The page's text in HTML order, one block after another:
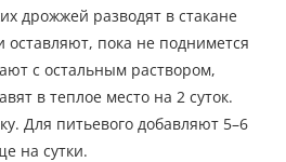
дрожжей разводят в стакане
оставляют, пока не поднимется
с остальным раствором,
в теплое место на 2 суток.
Для питьевого добавляют 5–6
на сутки.